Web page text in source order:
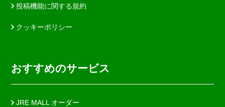
投稿機能に関する規約
クッキーポリシー
おすすめのサービス
JRE MALL オーダー